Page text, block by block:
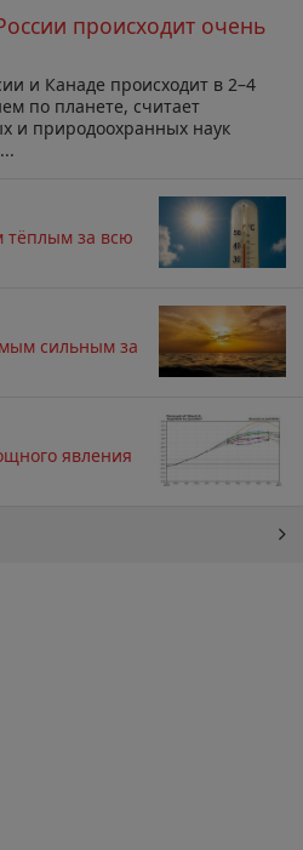
происходит очень
и Канаде происходит в 2–4
по планете, считает
и природоохранных наук
тёплым за всю
сильным за
явления